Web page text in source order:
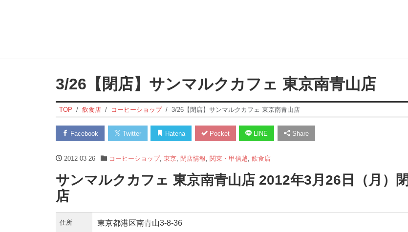
3/26【閉店】サンマルクカフェ 東京南青山店
TOP 飲食店 コーヒーショップ 3/26【閉店】サンマルクカフェ 東京南青山店
Facebook Twitter Hatena Pocket LINE Share
2012-03-26 コーヒーショップ, 東京, 閉店情報 関東・甲信越 飲食店
サンマルクカフェ 東京南青山店 2012年3月26日（月）閉
店
住所 東京都港区南青山3-8-36